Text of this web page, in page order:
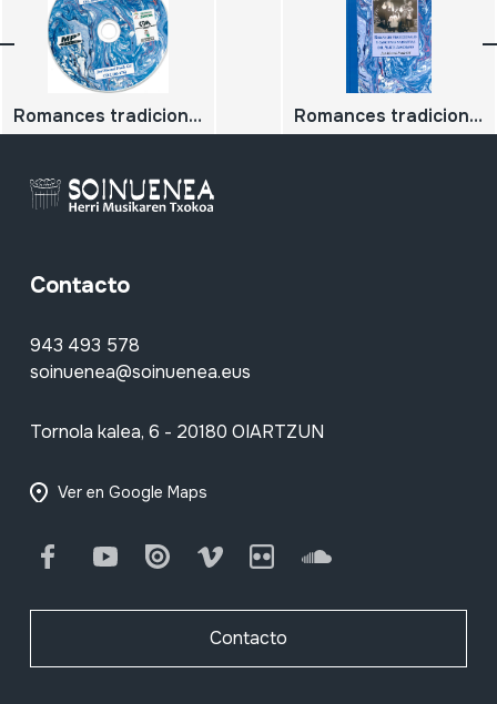
Romances tradicionales y canciones narrativas del Aliste zamorano. CD 2 (86-176) Romances tradicionales y canciones narrativas del Aliste zamorano;
Contacto
943 493 578
soinuenea@soinuenea.eus
Tornola kalea, 6 - 20180 OIARTZUN
Ver en Google Maps
FacebookYoutube Issuu Vimeo Flickr SoundCloud
Contacto